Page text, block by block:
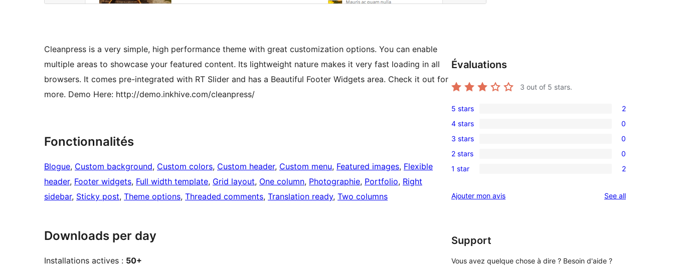
Cleanpress is a very simple, high performance theme with great customization options. You can enable
multiple areas to showcase your featured content. Its lightweight nature makes it very fast loading in all
browsers. It comes pre-integrated with RT Slider and has a Beautiful Footer Widgets area. Check it out for
more. Demo Here: http://demo.inkhive.com/cleanpress/
Fonctionnalités
Blogue, Custom background, Custom colors, Custom header, Custom menu, Featured images, Flexible
header, Footer widgets, Full width template, Grid layout, One column, Photographie, Portfolio, Right
sidebar, Sticky post, Theme options, Threaded comments, Translation ready, Two columns
Downloads per day
Installations actives : 50+
Évaluations
3 out of 5 stars.
2
5-
star
reviews
5 stars 2
0
4-
star
reviews
4 stars 0
0
3-
star
3 stars 0
0
2-
reviews
2 stars 0
2
star
1 star 2
Ajouter mon avis See allreviews
Support
Vous avez quelque chose à dire ? Besoin d'aide ?